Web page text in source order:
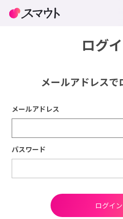
ログ
メールアドレスで
メールアドレス
パスワード